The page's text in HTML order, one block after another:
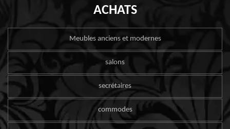
ACHATS
Meubles anciens et modernes
salons
secrétaires
commodes